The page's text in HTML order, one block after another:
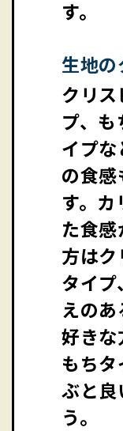
す。
生地
クリス
プ、
イプ
の食
す。カ
た食
方はク
タイ
えの
好きな
もち
ぶと良
う。